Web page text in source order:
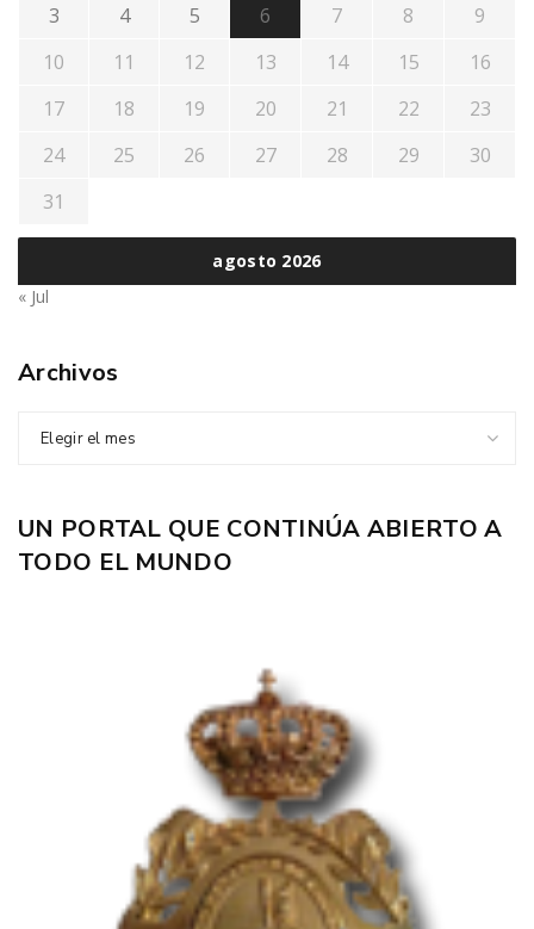
agosto 2026
3
4 5 6 7 8
9
10
11 12 13 14 15
16
17
18 19 20 21 22
23
24
25 26 27 28 29
30
31
« Jul
Archivos
Elegir el mes
UN PORTAL QUE CONTINÚA ABIERTO A
TODO EL MUNDO